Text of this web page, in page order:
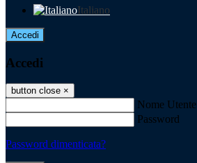
Italiano
Accedi
Accedi
button close ×
Nome Utente
Password
Password dimenticata?